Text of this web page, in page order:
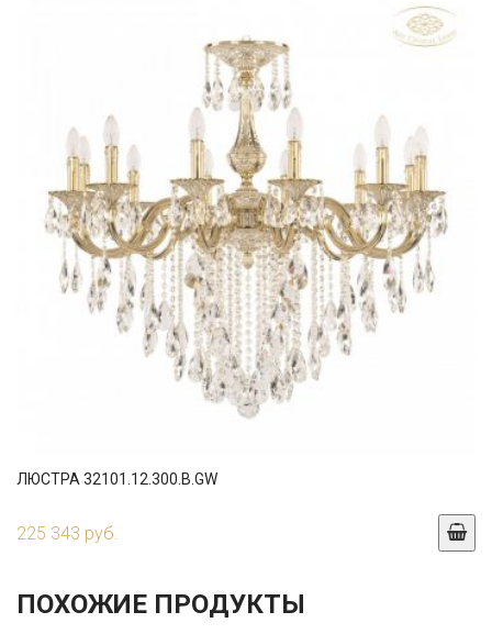
ЛЮСТРА 32101.12.300.B.GW
225 343 руб.
ПОХОЖИЕ ПРОДУКТЫ